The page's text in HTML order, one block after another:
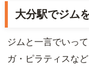
大分駅でジム
ジムと一言でいっ
ガ・ピラティスな